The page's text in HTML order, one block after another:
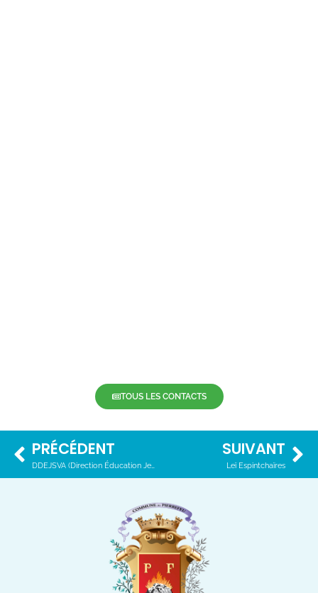
TOUS LES CONTACTS
PRÉCÉDENT
DDEJSVA (Direction Éducation Jeunesse, Sport et Vie Associative)
SUIVANT
Leï Espintchaïres